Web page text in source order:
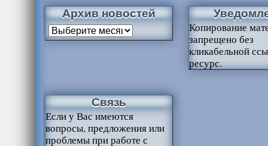
Архив новостей
Копирование
запрещено без
кликабельной
ресурс.
Связь
Если у Вас имеются
вопросы, предложения или
проблемы при работе с